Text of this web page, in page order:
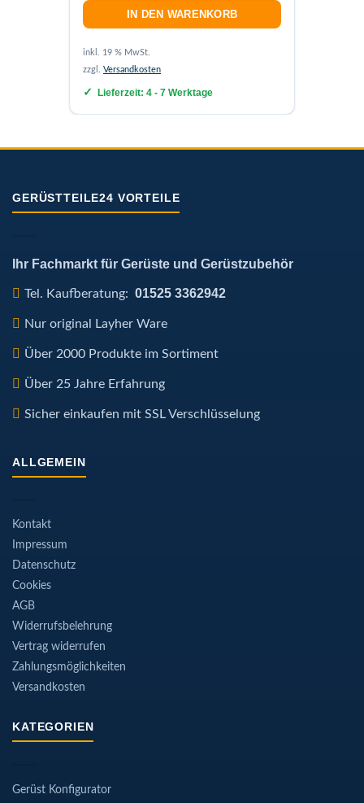
IN DEN WARENKORB
inkl. 19 % MwSt.
zzgl. Versandkosten
Lieferzeit: 4 - 7 Werktage
GERÜSTTEILE24 VORTEILE
Ihr Fachmarkt für Gerüste und Gerüstzubehör
Tel. Kaufberatung: 01525 3362942
Nur original Layher Ware
Über 2000 Produkte im Sortiment
Über 25 Jahre Erfahrung
Sicher einkaufen mit SSL Verschlüsselung
ALLGEMEIN
Kontakt
Impressum
Datenschutz
Cookies
AGB
Widerrufsbelehrung
Vertrag widerrufen
Zahlungsmöglichkeiten
Versandkosten
KATEGORIEN
Gerüst Konfigurator